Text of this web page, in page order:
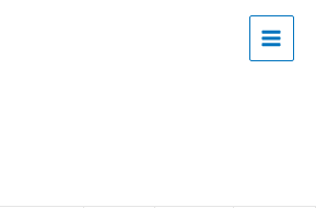
Main